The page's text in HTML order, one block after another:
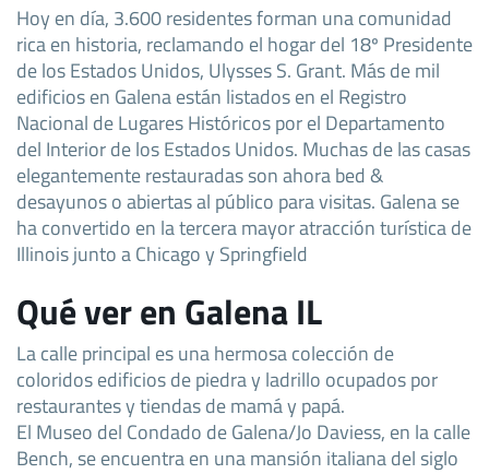
Hoy en día, 3.600 residentes forman una comunidad
rica en historia, reclamando el hogar del 18º Presidente
de los Estados Unidos, Ulysses S. Grant. Más de mil
edificios en Galena están listados en el Registro
Nacional de Lugares Históricos por el Departamento
del Interior de los Estados Unidos. Muchas de las casas
elegantemente restauradas son ahora bed &
desayunos o abiertas al público para visitas. Galena se
ha convertido en la tercera mayor atracción turística de
Illinois junto a Chicago y Springfield
Qué ver en Galena IL
La calle principal es una hermosa colección de
coloridos edificios de piedra y ladrillo ocupados por
restaurantes y tiendas de mamá y papá.
El Museo del Condado de Galena/Jo Daviess, en la calle
Bench, se encuentra en una mansión italiana del siglo